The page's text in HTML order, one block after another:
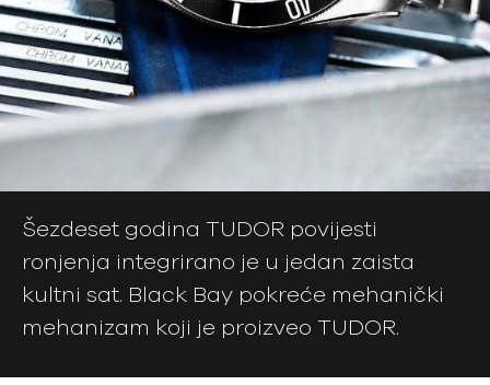
Šezdeset godina TUDOR povijesti
ronjenja integrirano je u jedan zaista
kultni sat. Black Bay pokreće mehanički
mehanizam koji je proizveo TUDOR.